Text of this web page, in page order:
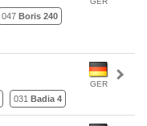
047 Boris 240
GER
031 Badia 4